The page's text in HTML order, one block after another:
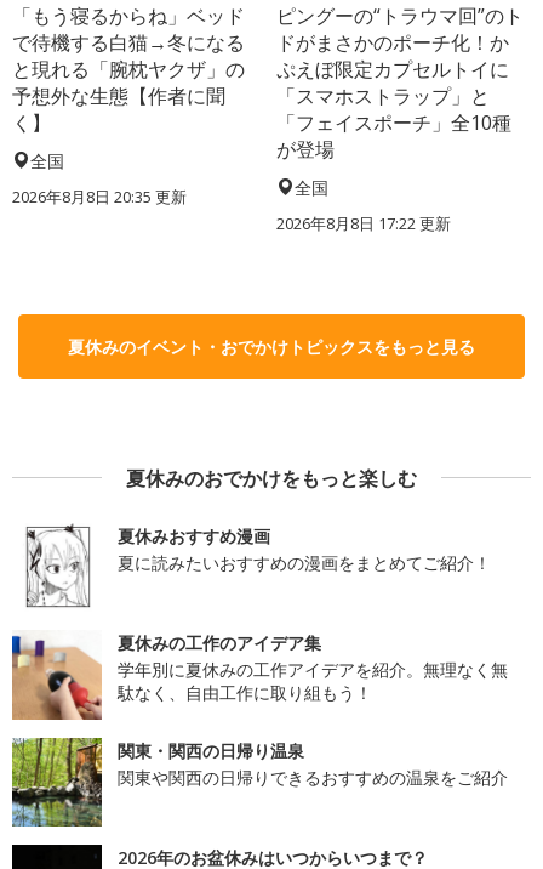
「もう寝るからね」ベッド
で待機する白猫→冬になる
と現れる「腕枕ヤクザ」の
予想外な生態【作者に聞
く】
全国
2026年8月8日 20:35 更新
ピングーの“トラウマ回”のト
ドがまさかのポーチ化！か
ぷえぼ限定カプセルトイに
「スマホストラップ」と
「フェイスポーチ」全10種
が登場
全国
2026年8月8日 17:22更新
夏休みのイベント・おでかけトピックスをもっと見る
夏休みのおでかけをもっと楽しむ
夏休みおすすめ漫画
夏に読みたいおすすめの漫画をまとめてご紹介！
夏休みの工作のアイデア集
学年別に夏休みの工作アイデアを紹介。無理なく無
駄なく、自由工作に取り組もう！
関東・関西の日帰り温泉
関東や関西の日帰りできるおすすめの温泉をご紹介
2026年のお盆休みはいつからいつまで？